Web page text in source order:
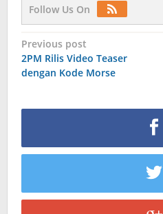
Follow Us On
Post
navigation
Previous post
2PM Rilis Video Teaser
dengan Kode Morse